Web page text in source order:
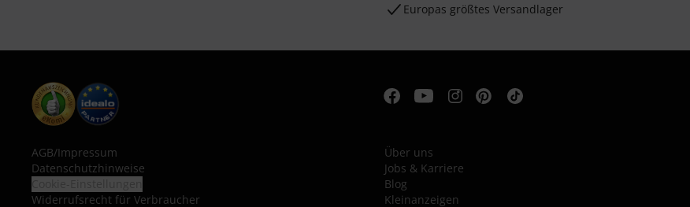
Europas größtes Versandlager
AGB/Impressum
Datenschutzhinweise
Widerrufsrecht für Verbraucher
Über uns
Jobs & Karriere
Blog
Kleinanzeigen